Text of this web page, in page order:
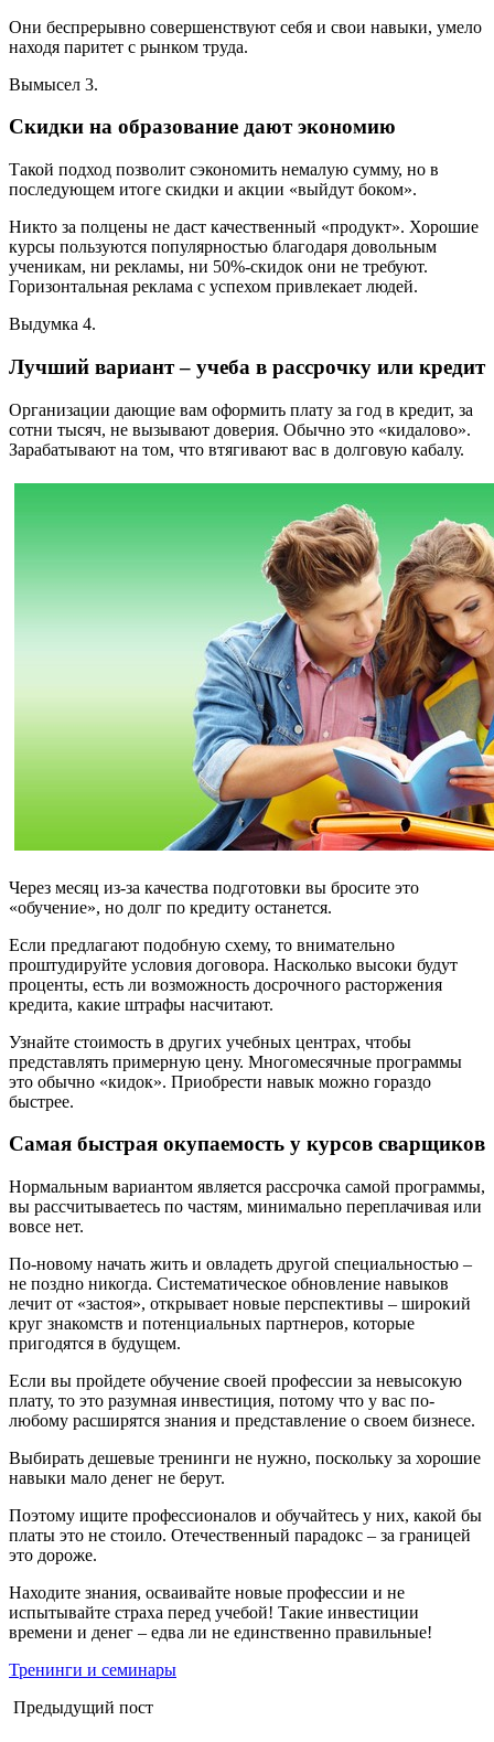
Они беспрерывно совершенствуют себя и свои навыки, умело
находя паритет с рынком труда.
Вымысел 3.
Скидки на образование дают экономию
Такой подход позволит сэкономить немалую сумму, но в
последующем итоге скидки и акции «выйдут боком».
Никто за полцены не даст качественный «продукт». Хорошие
курсы пользуются популярностью благодаря довольным
ученикам, ни рекламы, ни 50%-скидок они не требуют.
Горизонтальная реклама с успехом привлекает людей.
Выдумка 4.
Лучший вариант – учеба в рассрочку или кредит
Организации дающие вам оформить плату за год в кредит, за
сотни тысяч, не вызывают доверия. Обычно это «кидалово».
Зарабатывают на том, что втягивают вас в долговую кабалу.
Через месяц из-за качества подготовки вы бросите это
«обучение», но долг по кредиту останется.
Если предлагают подобную схему, то внимательно
проштудируйте условия договора. Насколько высоки будут
проценты, есть ли возможность досрочного расторжения
кредита, какие штрафы насчитают.
Узнайте стоимость в других учебных центрах, чтобы
представлять примерную цену. Многомесячные программы
это обычно «кидок». Приобрести навык можно гораздо
быстрее.
Самая быстрая окупаемость у курсов сварщиков
Нормальным вариантом является рассрочка самой программы,
вы рассчитываетесь по частям, минимально переплачивая или
вовсе нет.
По-новому начать жить и овладеть другой специальностью –
не поздно никогда. Систематическое обновление навыков
лечит от «застоя», открывает новые перспективы – широкий
круг знакомств и потенциальных партнеров, которые
пригодятся в будущем.
Если вы пройдете обучение своей профессии за невысокую
плату, то это разумная инвестиция, потому что у вас по-
любому расширятся знания и представление о своем бизнесе.
Выбирать дешевые тренинги не нужно, поскольку за хорошие
навыки мало денег не берут.
Поэтому ищите профессионалов и обучайтесь у них, какой бы
платы это не стоило. Отечественный парадокс – за границей
это дороже.
Находите знания, осваивайте новые профессии и не
испытывайте страха перед учебой! Такие инвестиции
времени и денег – едва ли не единственно правильные!
Тренинги и семинары
Предыдущий пост